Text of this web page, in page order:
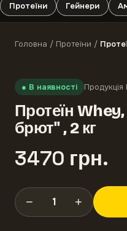
Протеїни Гейнери
Головна / Протеїни /
● В наявності Продукція
Протеїн
брют" , 2 кг
3470 грн.
− 1 +